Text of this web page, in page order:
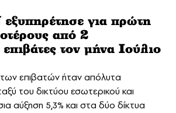
για πρώτη
από 2
τον μήνα Ιούλιο
επιβατών ήταν απόλυτα
του δικτύου εσωτερικού και
αύξηση 5,3% και στα δύο δίκτυα